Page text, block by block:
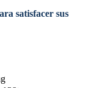
satisfacer sus